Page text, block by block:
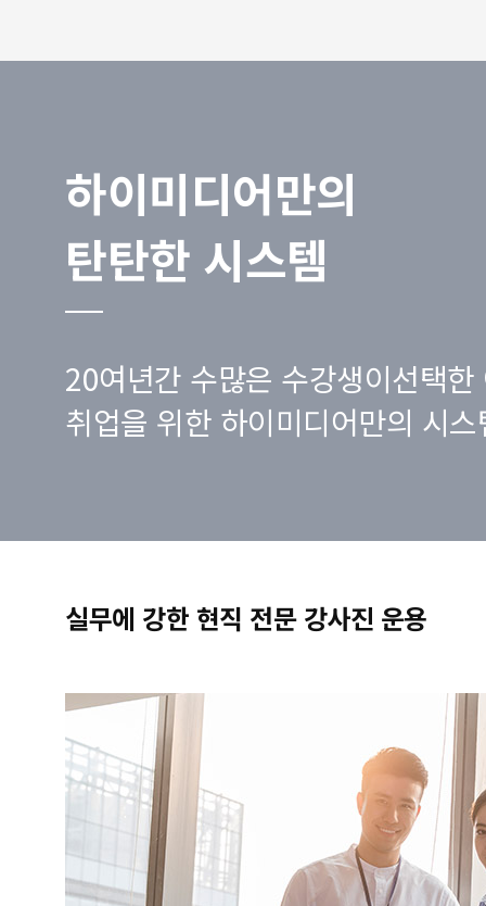
하이미디어만의
탄탄한 시스템
20여년간 수많은 수강생이선택한
취업을 위한 하이미디어만의 시
실무에 강한 현직 전문 강사진 운용